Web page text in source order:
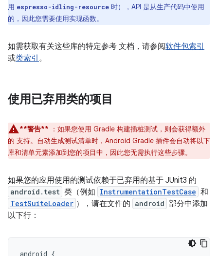
用 espresso-idling-resource 时），API 是从生产代码中使用
的，因此您需要使用实现函数。
如需获取有关这些库的特定参考 文档，请参阅软件包索引
或类索引 。
使用已弃用类的项目
**警告** ：如果您使用 Gradle 构建插桩测试，则会获得额外
的 支持。自动生成测试清单时，Android Gradle 插件会自动将以下
库和清单元素添加到您的项目中，因此您无需执行这些步骤。
如果您的应用使用的测试依赖于已弃用的基于 JUnit3 的
android.test 类（例如 InstrumentationTestCase 和
TestSuiteLoader ），请在文件的 android 部分中添加
以下行：
android {